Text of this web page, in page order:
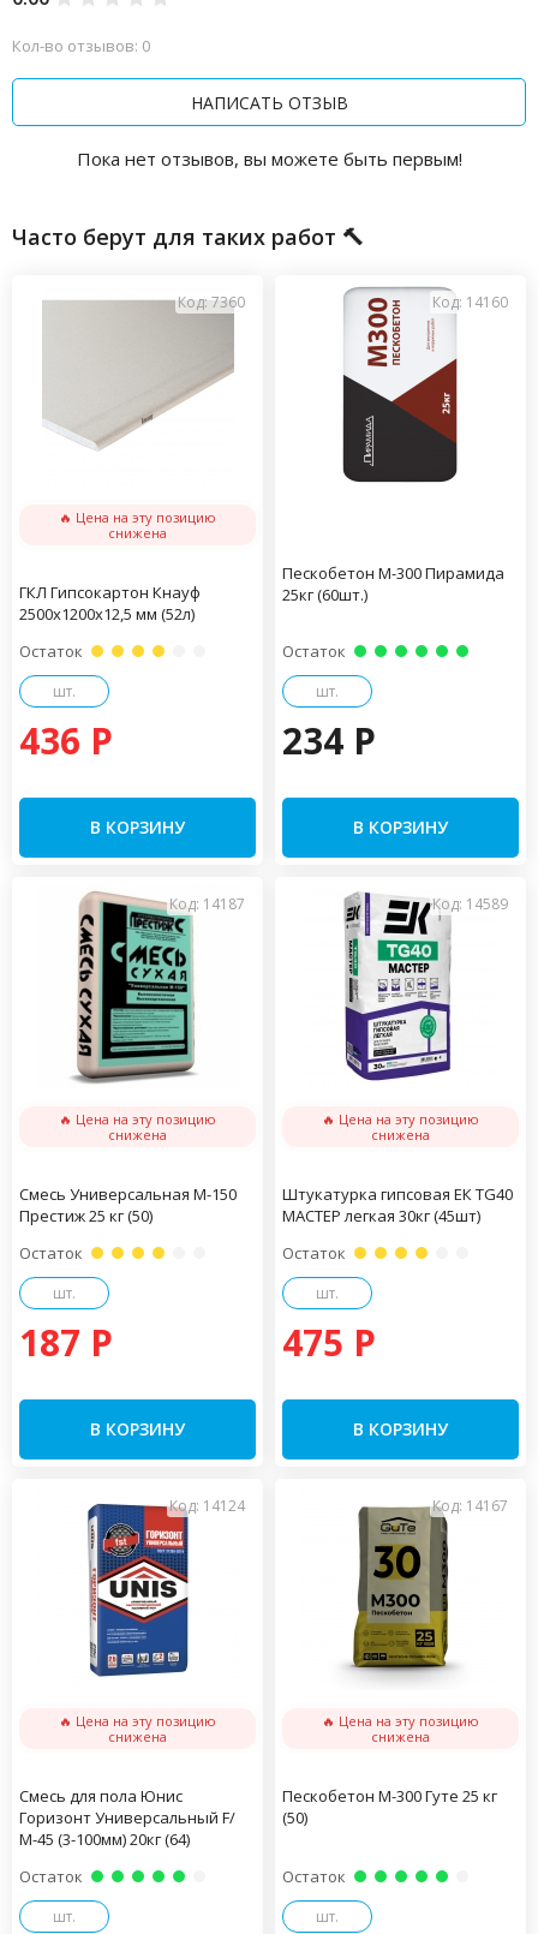
Кол-во отзывов: 0
НАПИСАТЬ ОТЗЫВ
Пока нет отзывов, вы можете быть первым!
Часто берут для таких работ 🔨
Код: 7360
🔥 Цена на эту позицию
снижена
ГКЛ Гипсокартон Кнауф
2500х1200х12,5 мм (52л)
Остаток
шт.
436 P
В КОРЗИНУ
Код: 14160
Пескобетон М-300 Пирамида
25кг (60шт.)
Остаток
шт.
234 P
В КОРЗИНУ
Код: 14187
🔥 Цена на эту позицию
снижена
Смесь Универсальная М-150
Престиж 25 кг (50)
Остаток
шт.
187 P
В КОРЗИНУ
Код: 14589
🔥 Цена на эту позицию
снижена
Штукатурка гипсовая ЕК TG40
МАСТЕР легкая 30кг (45шт)
Остаток
шт.
475 P
В КОРЗИНУ
Код: 14124
🔥 Цена на эту позицию
снижена
Смесь для пола Юнис
Горизонт Универсальный F/
М-45 (3-100мм) 20кг (64)
Остаток
шт.
Код: 14167
🔥 Цена на эту позицию
снижена
Пескобетон М-300 Гуте 25 кг
(50)
Остаток
шт.